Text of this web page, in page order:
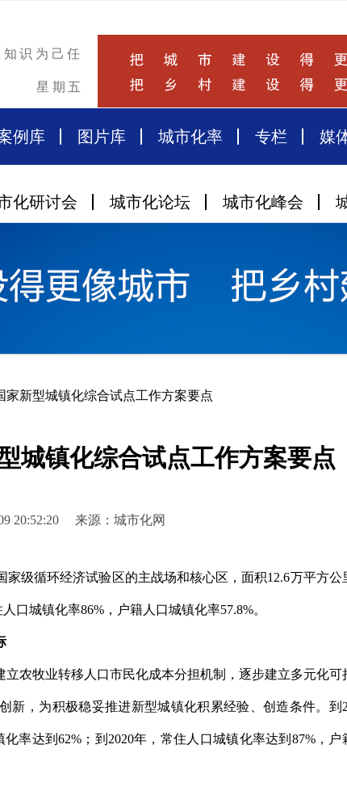
识为己任
星期五
例库 图片库 城市化率 专栏 媒
化研讨会 城市化论坛 城市化峰会
家新型城镇化综合试点工作方案要点
城镇化综合试点工作方案要点
09 20:52:20 来源：城市化网
循环经济试验区的主战场和核心区，面积12.6万平方公
口城镇化率86%，户籍人口城镇化率57.8%。
牧业转移人口市民化成本分担机制，逐步建立多元化可
新，为积极稳妥推进新型城镇化积累经验、创造条件。到
率达到62%；到2020年，常住人口城镇化率达到87%，户